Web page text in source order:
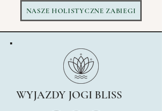
NASZE HOLISTYCZNE ZABIEGI
WYJAZDY JOGI BLISS